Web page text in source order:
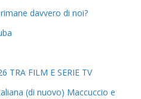
davvero di noi?
TRA FILM E SERIE TV
(di nuovo) Maccuccio e